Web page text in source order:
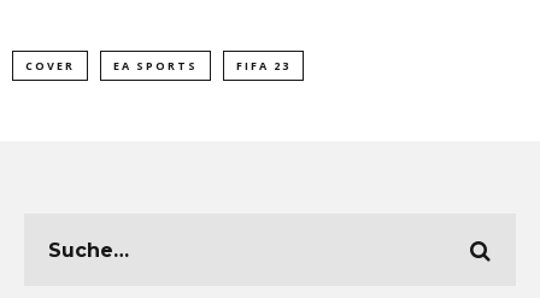
COVER EA SPORTS FIFA 23